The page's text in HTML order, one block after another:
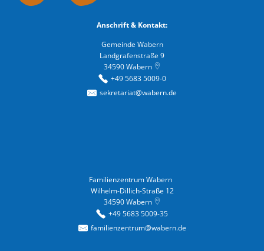
Anschrift & Kontakt:
Gemeinde Wabern
Landgrafenstraße 9
34590 Wabern
+49 5683 5009-0
sekretariat@wabern.de
Familienzentrum Wabern
Wilhelm-Dillich-Straße 12
34590 Wabern
+49 5683 5009-35
familienzentrum@wabern.de